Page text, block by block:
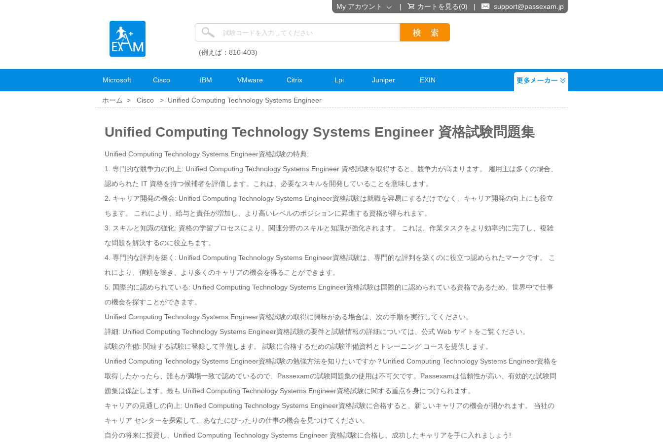
(例えば：810-403)
Microsoft Cisco IBM VMware Citrix Lpi Juniper EXIN
ホーム > Cisco > Unified Computing Technology Systems Engineer
Unified Computing Technology Systems Engineer 資格試験問題集
Unified Computing Technology Systems Engineer資格試験の特典:
1. 専門的な競争力の向上: Unified Computing Technology Systems Engineer 資格試験を取得すると、競争力が高まります。 雇用主は多くの場合、
認められた IT 資格を持つ候補者を評価します。これは、必要なスキルを開発していることを意味します。
2. キャリア開発の機会: Unified Computing Technology Systems Engineer資格試験は就職を容易にするだけでなく、キャリア開発の向上にも役立
ちます。 これにより、給与と責任が増加し、より高いレベルのポジションに昇進する資格が得られます。
3. スキルと知識の強化: 資格の学習プロセスにより、関連分野のスキルと知識が強化されます。 これは、作業タスクをより効率的に完了し、複雑
な問題を解決するのに役立ちます。
4. 専門的な評判を築く: Unified Computing Technology Systems Engineer資格試験は、専門的な評判を築くのに役立つ認められたマークです。 こ
れにより、信頼を築き、より多くのキャリアの機会を得ることができます。
5. 国際的に認められている: Unified Computing Technology Systems Engineer資格試験は国際的に認められている資格であるため、世界中で仕事
の機会を探すことができます。
Unified Computing Technology Systems Engineer資格試験の取得に興味がある場合は、次の手順を実行してください。
詳細: Unified Computing Technology Systems Engineer資格試験の要件と試験情報の詳細については、公式 Web サイトをご覧ください。
試験の準備: 関連する試験に登録して準備します。 試験に合格するための試験準備資料とトレーニング コースを提供します。
Unified Computing Technology Systems Engineer資格試験の勉強方法を知りたいですか？Unified Computing Technology Systems Engineer資格を
取得したかったら、誰もが満場一致で認めているので、Passexamの試験問題集の使用は不可欠です。Passexamは信頼性が高い、有効的な試験問
題集は保証します。最も Unified Computing Technology Systems Engineer資格試験に関する重点を身につけられます。
キャリアの見通しの向上: Unified Computing Technology Systems Engineer資格試験に合格すると、新しいキャリアの機会が開かれます。 当社の
キャリア センターを探索して、あなたにぴったりの仕事の機会を見つけてください。
自分の将来に投資し、Unified Computing Technology Systems Engineer 資格試験に合格し、成功したキャリアを手に入れましょう!
My アカウント | カートを見る(0) | support@passexam.jp